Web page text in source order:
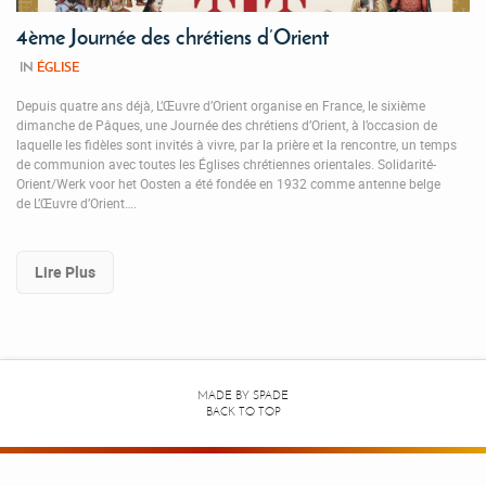
4ème Journée des chrétiens d’Orient
IN ÉGLISE
Depuis quatre ans déjà, L’Œuvre d’Orient organise en France, le sixième
dimanche de Pâques, une Journée des chrétiens d’Orient, à l’occasion de
laquelle les fidèles sont invités à vivre, par la prière et la rencontre, un temps
de communion avec toutes les Églises chrétiennes orientales. Solidarité-
Orient/Werk voor het Oosten a été fondée en 1932 comme antenne belge
de L’Œuvre d’Orient….
Lire Plus
MADE BY SPADE
BACK TO TOP